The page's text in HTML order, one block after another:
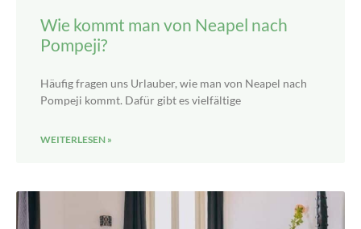
Wie kommt man von Neapel nach
Pompeji?
Häufig fragen uns Urlauber, wie man von Neapel nach
Pompeji kommt. Dafür gibt es vielfältige
WEITERLESEN »